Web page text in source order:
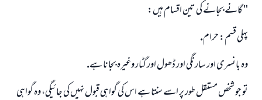
" گانے بجانے كى تين اقسام ہيں:
پہلى قسم: حرام.
وہ بانسرى اور سارنگى اور ڈھول اور گٹار وغيرہ بجانا ہے.
تو جو شخص مستقل طور پر اسے سنتا ہے اس كى گواہى قبول نہيں كى جائيگى، وہ گواہى